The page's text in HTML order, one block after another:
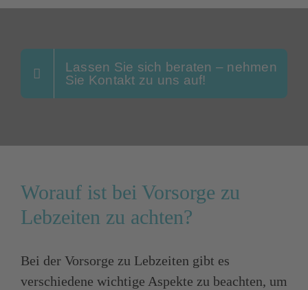
Lassen Sie sich beraten – nehmen
Sie Kontakt zu uns auf!
Worauf ist bei Vorsorge zu
Lebzeiten zu achten?
Bei der Vorsorge zu Lebzeiten gibt es
verschiedene wichtige Aspekte zu beachten, um